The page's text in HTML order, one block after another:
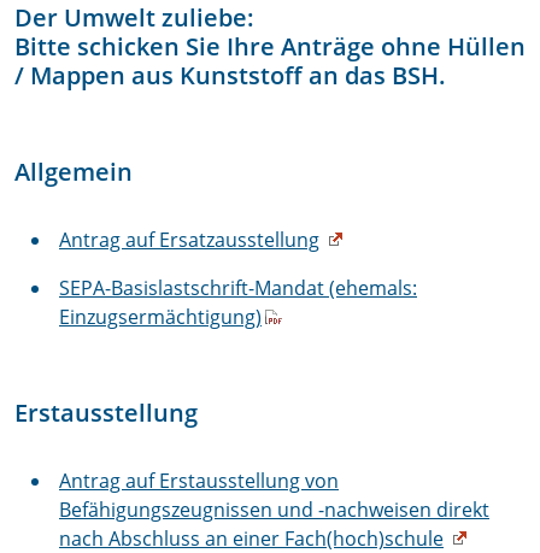
Der Umwelt zuliebe:
Bitte schicken Sie Ihre Anträge ohne Hüllen
/ Mappen aus Kunststoff an das BSH.
Allgemein
Antrag auf Ersatzausstellung
SEPA-Basislastschrift-Mandat (ehemals:
Einzugsermächtigung)
Erstausstellung
Antrag auf Erstausstellung von
Befähigungszeugnissen und -nachweisen direkt
nach Abschluss an einer Fach(hoch)schule